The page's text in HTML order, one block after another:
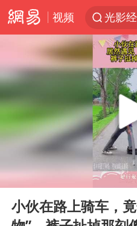
视频
光影
央视
大V：
白海
Play
00:00
小伙在路上骑车，